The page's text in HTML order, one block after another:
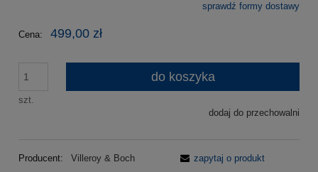
Cena nie zawiera ewentualnych kosztów płatnościsprawdź formy dostawy
Cena: 499,00 zł
szt.
do koszyka
dodaj do przechowalni
Producent:
Villeroy & Boch
zapytaj o produkt